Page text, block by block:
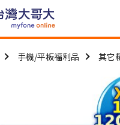
手機/平板福利品 其它